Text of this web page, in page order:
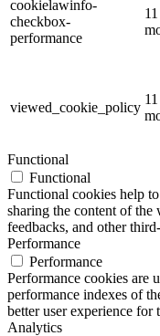
cookielawinfo-
checkbox-
performance
11
viewed_cookie_policy
11
Functional
Functional
Functional cookies help
sharing the content of the
feedbacks, and other
Performance
Performance
Performance cookies are
performance indexes of
better user experience for
Analytics